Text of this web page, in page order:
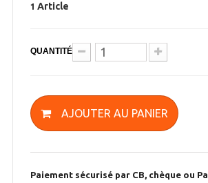
1 Article
QUANTITÉ
AJOUTER AU PANIER
Paiement sécurisé par CB, chèque ou